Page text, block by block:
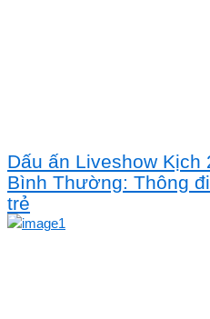
Dấu ấn Liveshow
Bình Thường: Thông
trẻ